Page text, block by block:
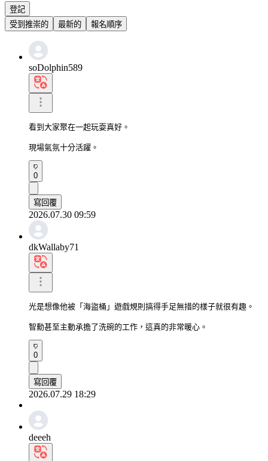
登記
受到推崇的
最新的 報名順序
soDolphin589
看到大家聚在一起玩耍真好。
現場氣氛十分活躍。
0
寫回覆
2026.07.30 09:59
dkWallaby71
光是想像他被「海盜桶」遊戲規則搞得手足無措的樣子就很有趣。
智勳甚至主動承擔了洗碗的工作，這真的非常暖心。
0
寫回覆
2026.07.29 18:29
deeeh